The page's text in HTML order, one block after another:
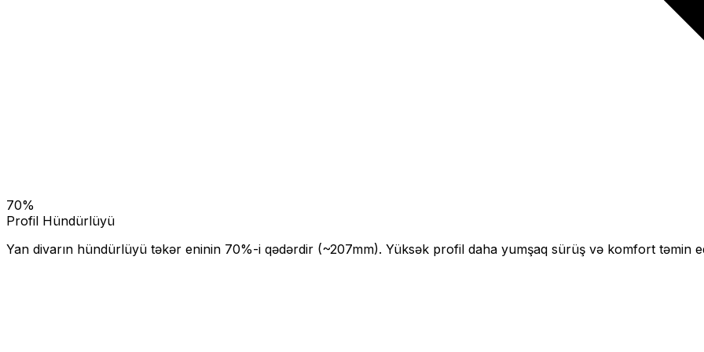
70%
Profil Hündürlüyü
Yan divarın hündürlüyü təkər eninin 70%-i qədərdir (~207mm). Yüksək profil daha yumşaq sürüş və komfort təmin